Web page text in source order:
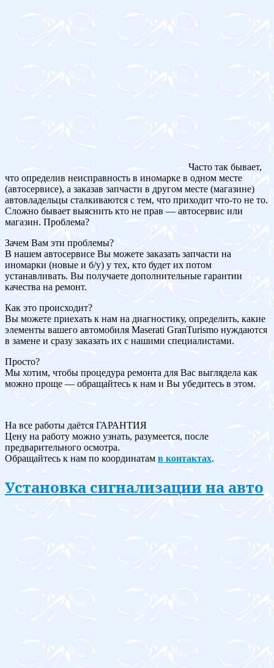
Часто так бывает,
что определив неисправность в иномарке в одном месте
(автосервисе), а заказав запчасти в другом месте (магазине)
автовладельцы сталкиваются с тем, что приходит что-то не то.
Сложно бывает выяснить кто не прав — автосервис или
магазин. Проблема?
Зачем Вам эти проблемы?
В нашем автосервисе Вы можете заказать запчасти на
иномарки (новые и б/у) у тех, кто будет их потом
устанавливать. Вы получаете дополнительные гарантии
качества на ремонт.
Как это происходит?
Вы можете приехать к нам на диагностику, определить, какие
элементы вашего автомобиля Maserati GranTurismo нуждаются
в замене и сразу заказать их с нашими специалистами.
Просто?
Мы хотим, чтобы процедура ремонта для Вас выглядела как
можно проще — обращайтесь к нам и Вы убедитесь в этом.
На все работы даётся ГАРАНТИЯ
Цену на работу можно узнать, разумеется, после
предварительного осмотра.
Обращайтесь к нам по координатам в контактах.
Установка сигнализации на авто